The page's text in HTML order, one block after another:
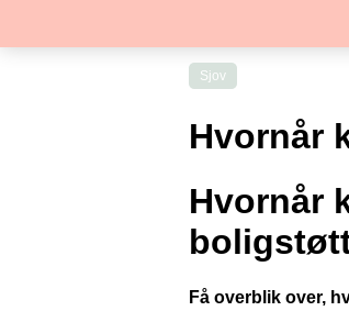
Sjov
Hvornår
Hvornår
Få overblik over,